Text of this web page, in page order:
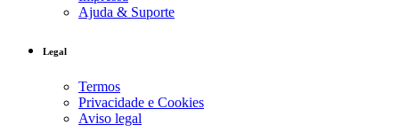
Ajuda & Suporte
Legal
Termos
Privacidade e Cookies
Aviso legal